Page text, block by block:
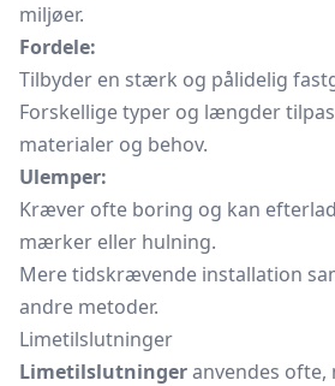
miljøer.
Fordele:
Tilbyder en stærk og pålidelig
Forskellige typer og længder
materialer og behov.
Ulemper:
Kræver ofte boring og kan
mærker eller hulning.
Mere tidskrævende installation
andre metoder.
Limetilslutninger
Limetilslutningeranvendes